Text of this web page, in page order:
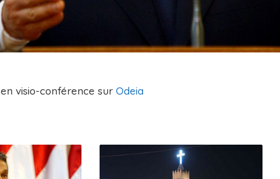
visio-conférence sur Odeia